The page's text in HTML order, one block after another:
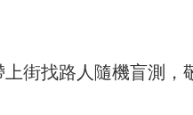
上街找路人隨機盲測，